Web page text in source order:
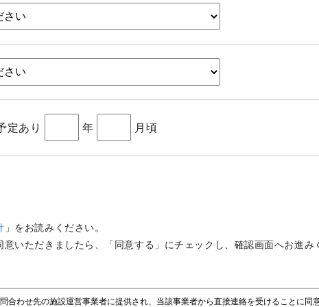
定あり 年 月頃
」をお読みください。
意いただきましたら、「同意する」にチェックし、確認画面へお進み